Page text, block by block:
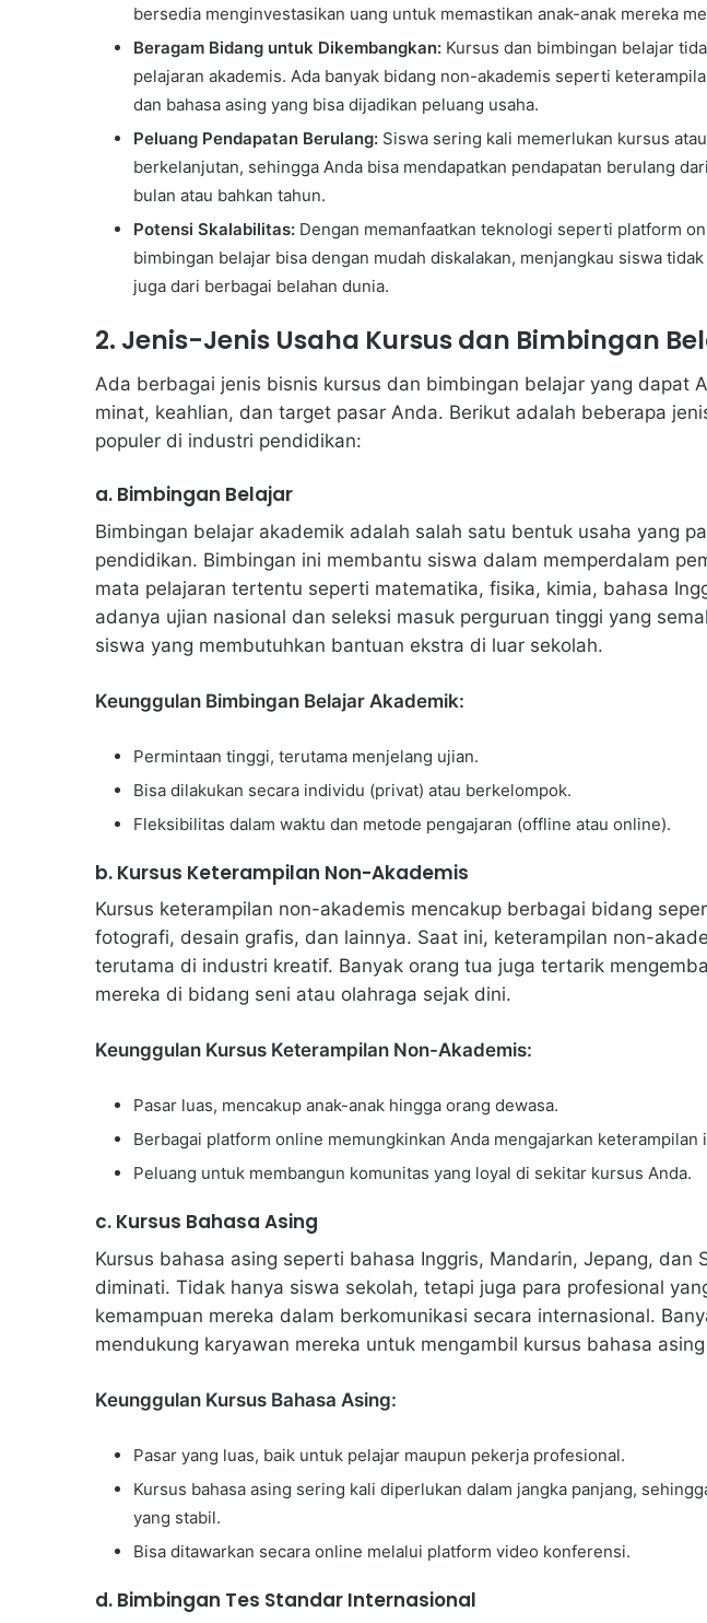
bersedia menginvestasikan uang untuk memastikan anak-anak mereka
Beragam Bidang untuk Dikembangkan: Kursus dan bimbingan belajar
pelajaran akademis. Ada banyak bidang non-akademis seperti
dan bahasa asing yang bisa dijadikan peluang usaha.
Peluang Pendapatan Berulang: Siswa sering kali memerlukan kursus
berkelanjutan, sehingga Anda bisa mendapatkan pendapatan berulang
bulan atau bahkan tahun.
Potensi Skalabilitas: Dengan memanfaatkan teknologi seperti platform
bimbingan belajar bisa dengan mudah diskalakan, menjangkau siswa
juga dari berbagai belahan dunia.
2. Jenis-Jenis Usaha Kursus dan Bimbingan
Ada berbagai jenis bisnis kursus dan bimbingan belajar yang dapat
minat, keahlian, dan target pasar Anda. Berikut adalah beberapa
populer di industri pendidikan:
a. Bimbingan Belajar
Bimbingan belajar akademik adalah salah satu bentuk usaha yang
pendidikan. Bimbingan ini membantu siswa dalam memperdalam
mata pelajaran tertentu seperti matematika, fisika, kimia, bahasa
adanya ujian nasional dan seleksi masuk perguruan tinggi yang
siswa yang membutuhkan bantuan ekstra di luar sekolah.
Keunggulan Bimbingan Belajar Akademik:
Permintaan tinggi, terutama menjelang ujian.
Bisa dilakukan secara individu (privat) atau berkelompok.
Fleksibilitas dalam waktu dan metode pengajaran (offline atau online).
b. Kursus Keterampilan Non-Akademis
Kursus keterampilan non-akademis mencakup berbagai bidang
fotografi, desain grafis, dan lainnya. Saat ini, keterampilan non-
terutama di industri kreatif. Banyak orang tua juga tertarik
mereka di bidang seni atau olahraga sejak dini.
Keunggulan Kursus Keterampilan Non-Akademis:
Pasar luas, mencakup anak-anak hingga orang dewasa.
Berbagai platform online memungkinkan Anda mengajarkan keterampilan
Peluang untuk membangun komunitas yang loyal di sekitar kursus Anda.
c. Kursus Bahasa Asing
Kursus bahasa asing seperti bahasa Inggris, Mandarin, Jepang, dan
diminati. Tidak hanya siswa sekolah, tetapi juga para profesional
kemampuan mereka dalam berkomunikasi secara internasional.
mendukung karyawan mereka untuk mengambil kursus bahasa
Keunggulan Kursus Bahasa Asing:
Pasar yang luas, baik untuk pelajar maupun pekerja profesional.
Kursus bahasa asing sering kali diperlukan dalam jangka panjang,
yang stabil.
Bisa ditawarkan secara online melalui platform video konferensi.
d. Bimbingan Tes Standar Internasional